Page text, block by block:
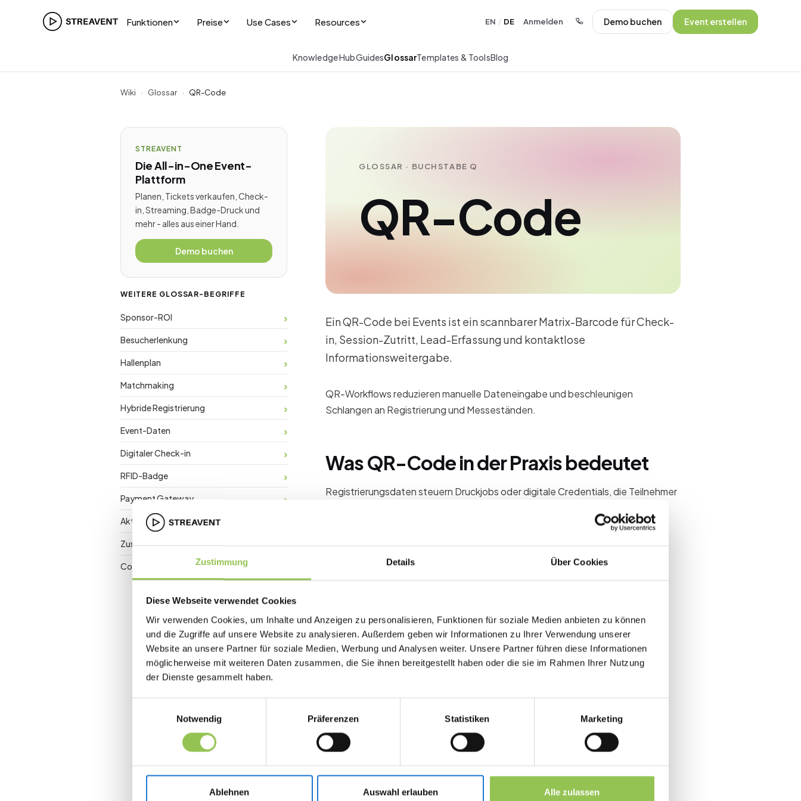
Zustimmung Details Über Cookies
Diese Webseite verwendet Cookies
Wir verwenden Cookies, um Inhalte und Anzeigen zu personalisieren, Funktionen für soziale Medien anbieten zu können
und die Zugriffe auf unsere Website zu analysieren. Außerdem geben wir Informationen zu Ihrer Verwendung unserer
Website an unsere Partner für soziale Medien, Werbung und Analysen weiter. Unsere Partner führen diese Informationen
möglicherweise mit weiteren Daten zusammen, die Sie ihnen bereitgestellt haben oder die sie im Rahmen Ihrer Nutzung
der Dienste gesammelt haben.
Notwendig
Präferenzen Statistiken Marketing
Ablehnen Auswahl erlauben Alle zulassen
Funktionen Preise Use Cases Resources EN / DE · Anmelden · Demo buchen Event erstellen
Knowledge HubGuidesGlossarTemplates & ToolsBlog
Wiki › Glossar › QR-Code
STREAVENT
Die All-in-One Event-
Plattform
Planen, Tickets verkaufen, Check-
in, Streaming, Badge-Druck und
mehr - alles aus einer Hand.
Demo buchen
WEITERE GLOSSAR-BEGRIFFE
Sponsor-ROI
Besucherlenkung
Hallenplan
Matchmaking
Hybride Registrierung
Event-Daten
Digitaler Check-in
RFID-Badge
Payment Gateway
Aktivierung vor Ort
Zuschauerbindung
Conversion Rate
GLOSSAR · BUCHSTABE Q
QR-Code
Ein QR-Code bei Events ist ein scannbarer Matrix-Barcode für Check-
in, Session-Zutritt, Lead-Erfassung und kontaktlose
Informationsweitergabe.
QR-Workflows reduzieren manuelle Dateneingabe und beschleunigen
Schlangen an Registrierung und Messeständen.
Was QR-Code in der Praxis bedeutet
Registrierungsdaten steuern Druckjobs oder digitale Credentials, die Teilnehmer
Warum QR-Code wichtig ist
Workflows am Einlass und Aussteller verlieren Leads. Badge-Produktion sollte
direkt aus bestätigtem Registrierungsstatus kommen.
Check-in und Badge-Druck
Typische Setups: QR-Code
Print-on-Demand am Check-in aus Registrierungsdaten